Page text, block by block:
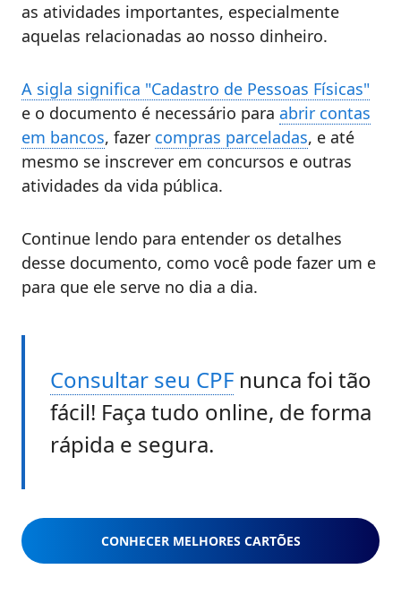
as atividades importantes, especialmente
aquelas relacionadas ao nosso dinheiro.
A sigla significa "Cadastro de Pessoas Físicas"
e o documento é necessário para abrir contas
em bancos, fazer compras parceladas, e até
mesmo se inscrever em concursos e outras
atividades da vida pública.
Continue lendo para entender os detalhes
desse documento, como você pode fazer um e
para que ele serve no dia a dia.
Consultar seu CPF nunca foi tão
fácil! Faça tudo online, de forma
rápida e segura.
CONHECER MELHORES CARTÕES